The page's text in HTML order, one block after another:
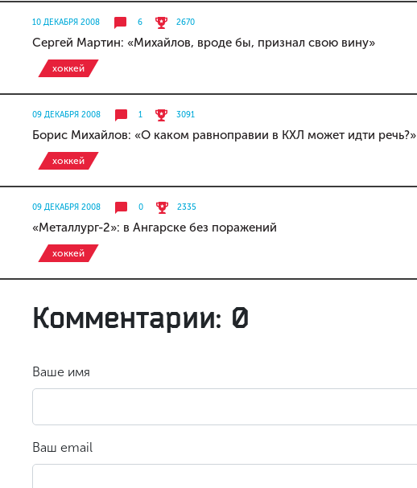
10 ДЕКАБРЯ 2008 6 2670
Сергей Мартин: «Михайлов, вроде бы, признал свою вину»
хоккей
09 ДЕКАБРЯ 2008 1 3091
Борис Михайлов: «О каком равноправии в КХЛ может идти речь?»
хоккей
09 ДЕКАБРЯ 2008 0 2335
«Металлург-2»: в Ангарске без поражений
хоккей
Комментарии: 0
Ваше имя
Ваш email